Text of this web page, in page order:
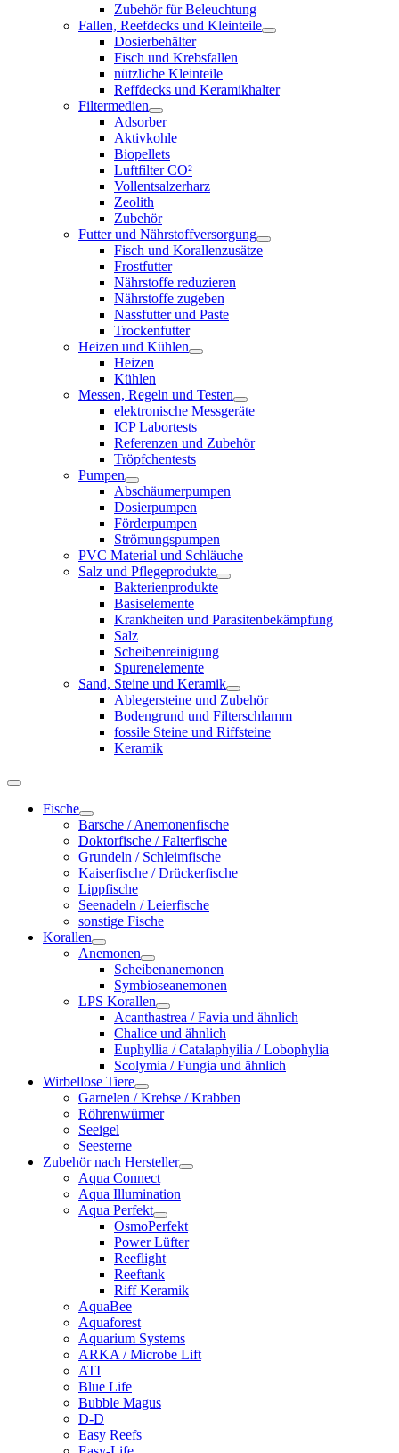
Zubehör für Beleuchtung
Fallen, Reefdecks und Kleinteile
Dosierbehälter
Fisch und Krebsfallen
nützliche Kleinteile
Reffdecks und Keramikhalter
Filtermedien
Adsorber
Aktivkohle
Biopellets
Luftfilter CO²
Vollentsalzerharz
Zeolith
Zubehör
Futter und Nährstoffversorgung
Fisch und Korallenzusätze
Frostfutter
Nährstoffe reduzieren
Nährstoffe zugeben
Nassfutter und Paste
Trockenfutter
Heizen und Kühlen
Heizen
Kühlen
Messen, Regeln und Testen
elektronische Messgeräte
ICP Labortests
Referenzen und Zubehör
Tröpfchentests
Pumpen
Abschäumerpumpen
Dosierpumpen
Förderpumpen
Strömungspumpen
PVC Material und Schläuche
Salz und Pflegeprodukte
Bakterienprodukte
Basiselemente
Krankheiten und Parasitenbekämpfung
Salz
Scheibenreinigung
Spurenelemente
Sand, Steine und Keramik
Ablegersteine und Zubehör
Bodengrund und Filterschlamm
fossile Steine und Riffsteine
Keramik
Fische
Barsche / Anemonenfische
Doktorfische / Falterfische
Grundeln / Schleimfische
Kaiserfische / Drückerfische
Lippfische
Seenadeln / Leierfische
sonstige Fische
Korallen
Anemonen
Scheibenanemonen
Symbioseanemonen
LPS Korallen
Acanthastrea / Favia und ähnlich
Chalice und ähnlich
Euphyllia / Catalaphyilia / Lobophylia
Scolymia / Fungia und ähnlich
Wirbellose Tiere
Garnelen / Krebse / Krabben
Röhrenwürmer
Seeigel
Seesterne
Zubehör nach Hersteller
Aqua Connect
Aqua Illumination
Aqua Perfekt
OsmoPerfekt
Power Lüfter
Reeflight
Reeftank
Riff Keramik
AquaBee
Aquaforest
Aquarium Systems
ARKA / Microbe Lift
ATI
Blue Life
Bubble Magus
D-D
Easy Reefs